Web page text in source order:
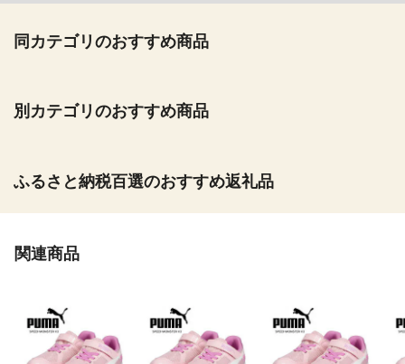
同カテゴリのおすすめ商品
別カテゴリのおすすめ商品
ふるさと納税百選のおすすめ返礼品
関連商品